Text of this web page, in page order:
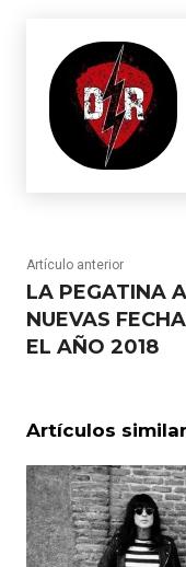
Artículo anterior
LA PEGATINA
NUEVAS
EL AÑO 2018
Artículos